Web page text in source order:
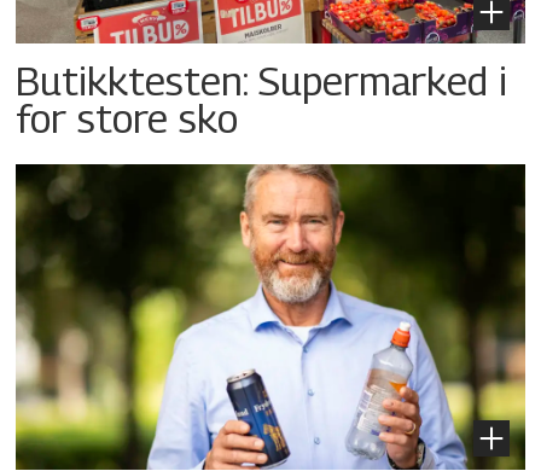
Butikktesten: Supermarked i
for store sko